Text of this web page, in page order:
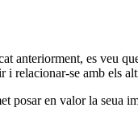
anteriorment, es veu
i relacionar-se amb els
posar en valor la seua